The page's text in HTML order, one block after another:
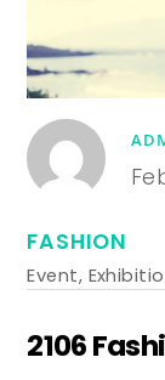
FASHION
Event,
2106